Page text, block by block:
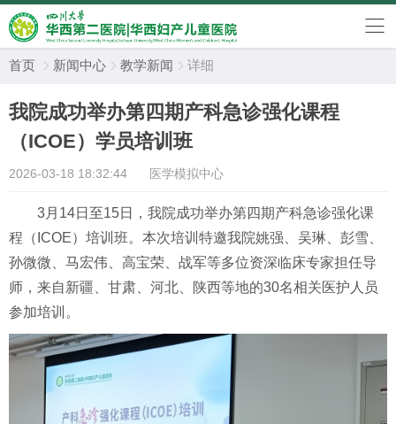
首页  新闻中心  教学新闻  详细
我院成功举办第四期产科急诊强化课程
（ICOE）学员培训班
2026-03-18 18:32:44 医学模拟中心
3月14日至15日，我院成功举办第四期产科急诊强化课
程（ICOE）培训班。本次培训特邀我院姚强、吴琳、彭雪、
孙微微、马宏伟、高宝荣、战军等多位资深临床专家担任导
师，来自新疆、甘肃、河北、陕西等地的30名相关医护人员
参加培训。